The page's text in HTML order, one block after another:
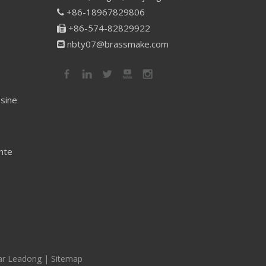
 +86-18967829806
 +86-574-82829922
 nbty07@brassmake.com
Leadong| Sitemap